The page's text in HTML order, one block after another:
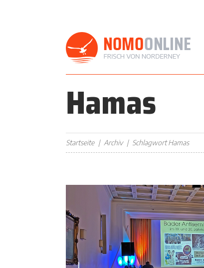
Hamas
Startseite Archiv Schlagwort Hamas